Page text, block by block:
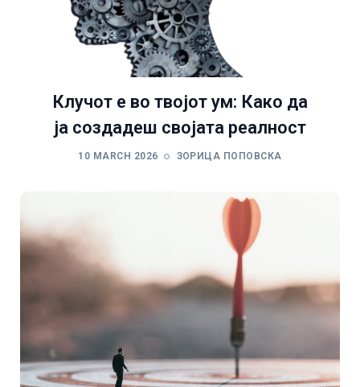
Клучот е во твојот ум: Како да
ја создадеш својата реалност
10 MARCH 2026 ЗОРИЦА ПОПОВСКА